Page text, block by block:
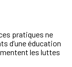
pratiques ne
d’une éducation
les luttes